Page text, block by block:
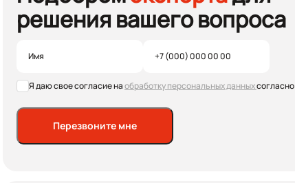
решения вашего вопроса
Я даю свое согласие наобработку персональных данныхсогласно
Перезвоните мне